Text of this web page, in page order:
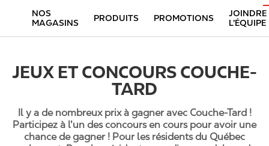
NOS
MAGASINS
PRODUITS PROMOTIONS
JOINDRE
L’ÉQUIPE
JEUX ET CONCOURS COUCHE-
TARD
Il y a de nombreux prix à gagner avec Couche-Tard !
Participez à l’un des concours en cours pour avoir une
chance de gagner ! Pour les résidents du Québec